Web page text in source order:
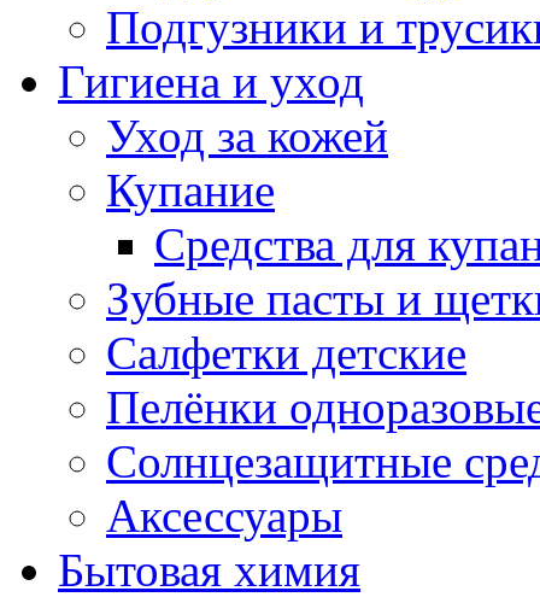
Подгузники и
Гигиена и уход
Уход за кожей
Купание
Средства для
Зубные пасты и
Салфетки детские
Пелёнки
Солнцезащитные
Аксессуары
Бытовая химия